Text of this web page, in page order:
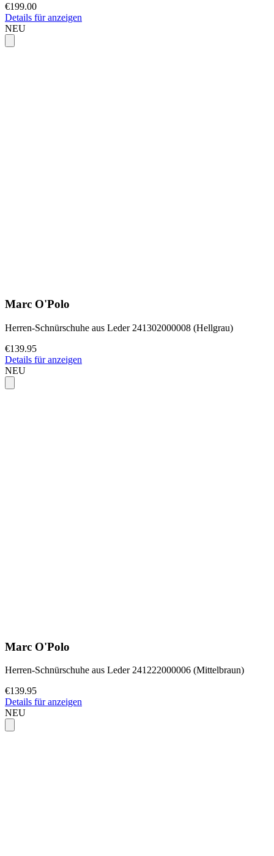
€199.00
Details für anzeigen
NEU
Marc O'Polo
Herren-Schnürschuhe aus Leder 241302000008 (Hellgrau)
€139.95
Details für anzeigen
NEU
Marc O'Polo
Herren-Schnürschuhe aus Leder 241222000006 (Mittelbraun)
€139.95
Details für anzeigen
NEU